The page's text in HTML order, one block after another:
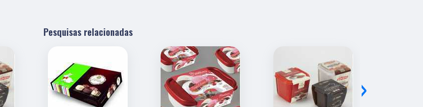
Pesquisas relacionadas
›